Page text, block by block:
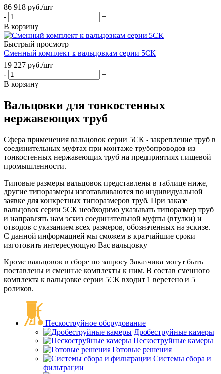
86 918 руб./шт
-
+
В корзину
Быстрый просмотр
Сменный комплект к вальцовкам серии 5СК
19 227 руб./шт
-
+
В корзину
Вальцовки для тонкостенных
нержавеющих труб
Сфера применения вальцовок серии 5СК - закрепление труб в
соединительных муфтах при монтаже трубопроводов из
тонкостенных нержавеющих труб на предприятиях пищевой
промышленности.
Типовые размеры вальцовок представлены в таблице ниже,
другие типоразмеры изготавливаются по индивидуальной
заявке для конкретных типоразмеров труб. При заказе
вальцовок серии 5СК необходимо указывать типоразмер труб
и направлять нам эскиз соединительной муфты (втулки) и
отводов с указанием всех размеров, обозначенных на эскизе.
С данной информацией мы сможем в кратчайшие сроки
изготовить интересующую Вас вальцовку.
Кроме вальцовок в сборе по запросу Заказчика могут быть
поставлены и сменные комплекты к ним. В состав сменного
комплекта к вальцовке серии 5СК входит 1 веретено и 5
роликов.
Пескоструйное оборудование
Дробеструйные камеры
Пескоструйные камеры
Готовые решения
Системы сбора и
фильтрации